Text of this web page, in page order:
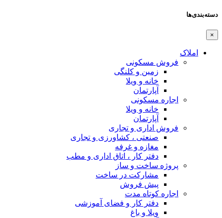
دسته‌بندی‌ها
×
املاک
فروش مسکونی
زمین و کلنگی
خانه و ویلا
آپارتمان
اجاره مسکونی
خانه و ویلا
آپارتمان
فروش اداری و تجاری
صنعتی ، کشاورزی و تجاری
مغازه و غرفه
دفتر کار ، اتاق اداری و مطب
پروژه ساخت و ساز
مشارکت در ساخت
پیش فروش
اجاره کوتاه مدت
دفتر کار و فضای آموزشی
ویلا و باغ